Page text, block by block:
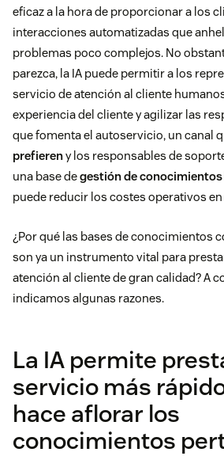
eficaz a la hora de proporcionar a los
interacciones automatizadas que
problemas poco complejos. No
parezca, la IA puede permitir a los
servicio de atención al cliente
experiencia del cliente y agilizar las
que fomenta el autoservicio, un canal
prefiereny los responsables de
una base degestión de conocimientos
puede reducir los costes operativos en
¿Por qué las bases de conocimientos
son ya un instrumento vital para
atención al cliente de gran calidad? A
indicamos algunas razones.
La IA permite
servicio más
hace aflorar los
conocimientos